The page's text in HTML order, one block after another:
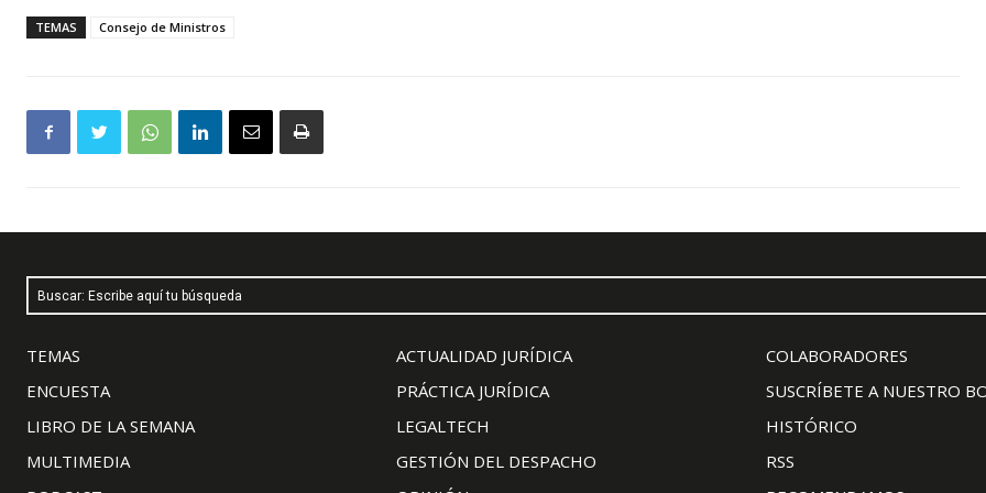
TEMAS Consejo de Ministros
Buscar: Escribe aquí tu búsqueda
TEMAS
ENCUESTA
LIBRO DE LA SEMANA
MULTIMEDIA
ACTUALIDAD JURÍDICA
PRÁCTICA JURÍDICA
LEGALTECH
GESTIÓN DEL DESPACHO
COLABORADORES
SUSCRÍBETE A NUESTRO
HISTÓRICO
RSS